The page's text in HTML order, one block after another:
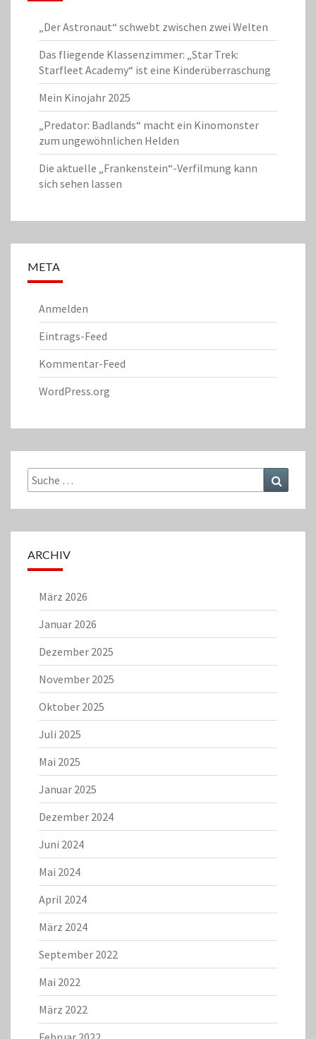
„Der Astronaut“ schwebt zwischen zwei Welten
Das fliegende Klassenzimmer: „Star Trek:
Starfleet Academy“ ist eine Kinderüberraschung
Mein Kinojahr 2025
„Predator: Badlands“ macht ein Kinomonster
zum ungewöhnlichen Helden
Die aktuelle „Frankenstein“-Verfilmung kann
sich sehen lassen
META
Anmelden
Eintrags-Feed
Kommentar-Feed
WordPress.org
Suche
nach:
ARCHIV
März 2026
Januar 2026
Dezember 2025
November 2025
Oktober 2025
Juli 2025
Mai 2025
Januar 2025
Dezember 2024
Juni 2024
Mai 2024
April 2024
März 2024
September 2022
Mai 2022
März 2022